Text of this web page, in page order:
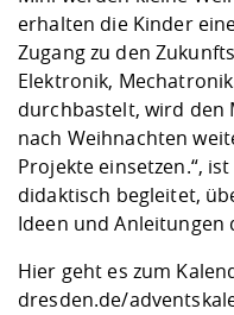
erhalten die Kinder
Zugang zu den
Elektronik,
durchbastelt, wird den
nach Weihnachten
Projekte einsetzen.“,
didaktisch begleitet,
Ideen und Anleitungen
Hier geht es zum
dresden.de/